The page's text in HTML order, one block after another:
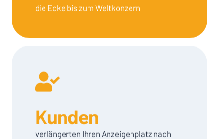
die Ecke bis zum Weltkonzern
Kunden
verlängerten Ihren Anzeigenplatz nach